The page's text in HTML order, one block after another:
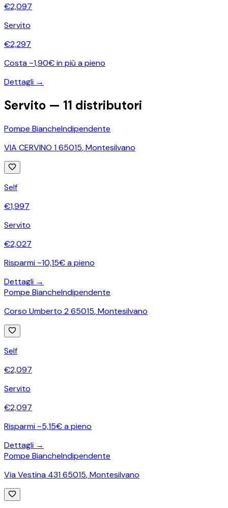
€2,097
Servito
€2,297
Costa ~1,90€ in più a pieno
Dettagli →
Servito — 11 distributori
Pompe BiancheIndipendente
VIA CERVINO 1 65015,Montesilvano
Self
€1,997
Servito
€2,027
Risparmi ~10,15€ a pieno
Dettagli →
Pompe BiancheIndipendente
Corso Umberto 2 65015,Montesilvano
Self
€2,097
Servito
€2,097
Risparmi ~5,15€ a pieno
Dettagli →
Pompe BiancheIndipendente
Via Vestina 431 65015,Montesilvano